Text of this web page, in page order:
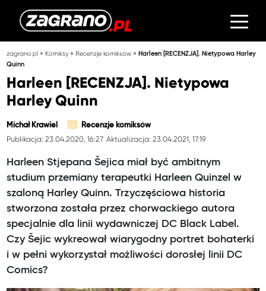
zagrano.pl » Komiksy» Recenzje komiksów »Harleen [RECENZJA]. Nietypowa Harley
Quinn
Harleen [RECENZJA]. Nietypowa
Harley Quinn
Michał Krawiel Recenzje komiksów
Publikacja: 23.04.2020, 16:27 Aktualizacja: 23.04.2021, 17:19
Harleen Stjepana Šejica miał być ambitnym
studium przemiany terapeutki Harleen Quinzel w
szaloną Harley Quinn. Trzyczęściowa historia
stworzona została przez chorwackiego autora
specjalnie dla linii wydawniczej DC Black Label.
Czy Šejic wykreował wiarygodny portret bohaterki
i w pełni wykorzystał możliwości dorosłej linii DC
Comics?